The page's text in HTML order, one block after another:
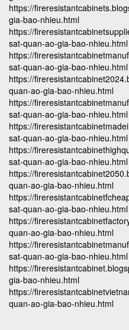
https://
gia-bao-nhieu.html
https://
sat-quan-ao-gia-bao-nhieu.html
https://
sat-quan-ao-gia-bao-nhieu.html
https://
quan-ao-gia-bao-nhieu.html
https://
sat-quan-ao-gia-bao-nhieu.html
https://
sat-quan-ao-gia-bao-nhieu.html
https://
sat-quan-ao-gia-bao-nhieu.html
https://
quan-ao-gia-bao-nhieu.html
https://
sat-quan-ao-gia-bao-nhieu.html
https://
quan-ao-gia-bao-nhieu.html
https://
sat-quan-ao-gia-bao-nhieu.html
https://
gia-bao-nhieu.html
https://
quan-ao-gia-bao-nhieu.html